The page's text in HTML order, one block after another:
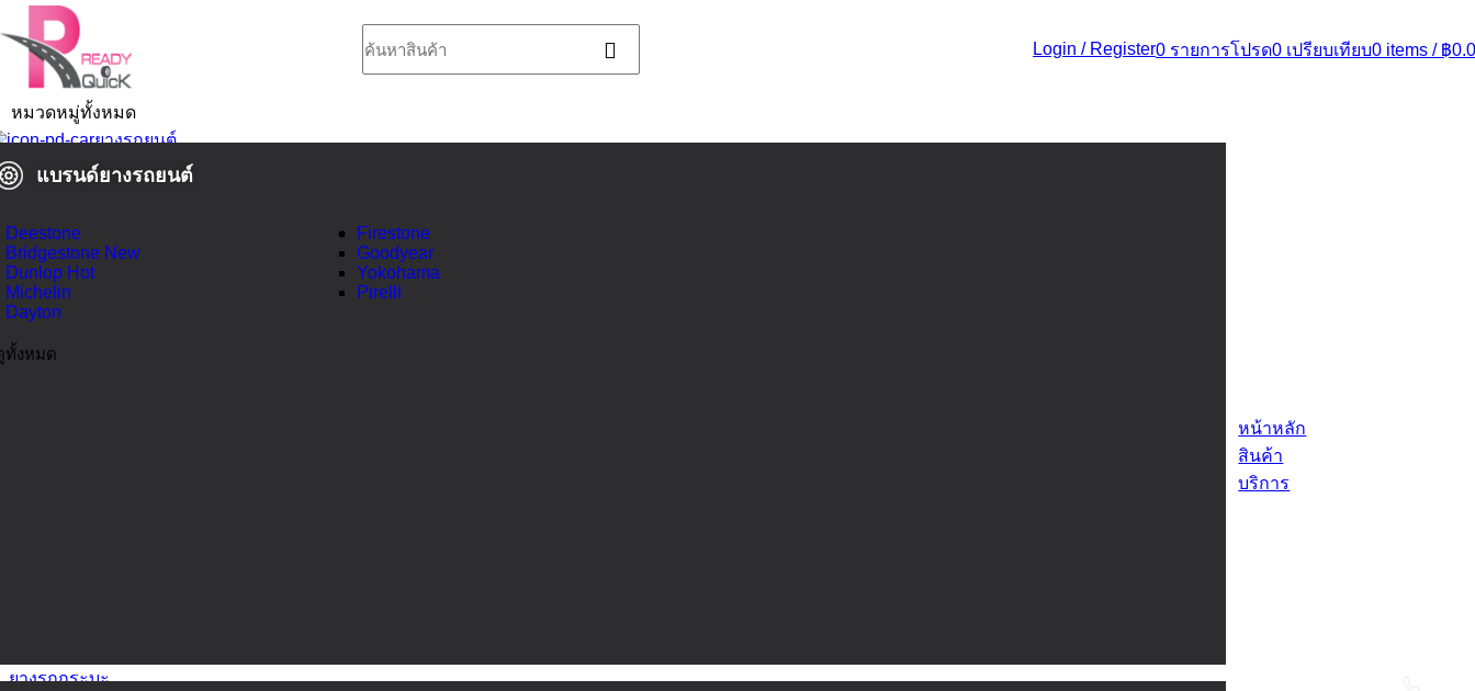
Login / Register0 รายการโปรด0 เปรียบเทียบ0 items / ฿
หมวดหมู่ทั้งหมด
ยางรถยนต์
แบรนด์ยางรถยนต์
Deestone
Bridgestone New
Dunlop Hot
Michelin
Dayton
Firestone
Goodyear
Yokohama
Pirelli
ทั้งหมด
ยางรถกระบะ
หน้าหลัก
สินค้า
บริการ